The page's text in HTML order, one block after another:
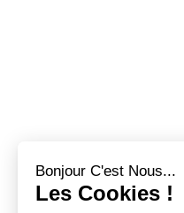
Bonjour C'est Nous...
Les Cookies !